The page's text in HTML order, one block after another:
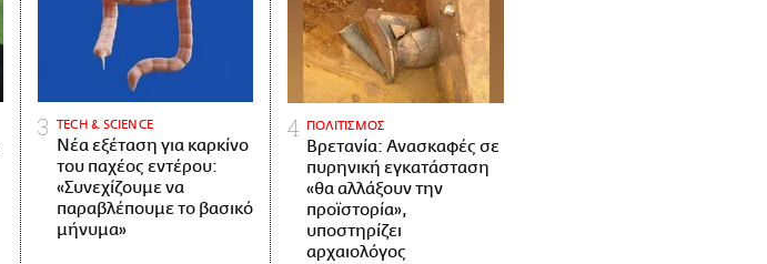
ΤECH & SCIENCE
Νέα εξέταση για καρκίνο
του παχέος εντέρου:
«Συνεχίζουμε να
παραβλέπουμε το βασικό
μήνυμα»
ΠΟΛΙΤΙΣΜΟΣ
Βρετανία: Ανασκαφές σε
πυρηνική εγκατάσταση
«θα αλλάξουν την
προϊστορία»,
υποστηρίζει
αρχαιολόγος